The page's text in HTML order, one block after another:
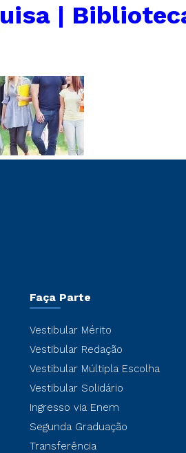
|
Faça Parte
Vestibular Mérito
Vestibular Redação
Vestibular Múltipla Escolha
Vestibular Solidário
Ingresso via Enem
Segunda Graduação
Transferência